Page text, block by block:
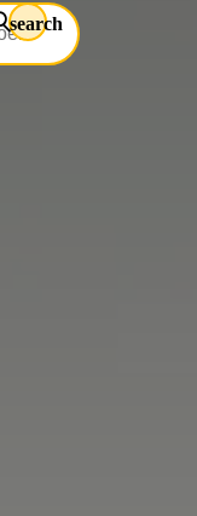
search